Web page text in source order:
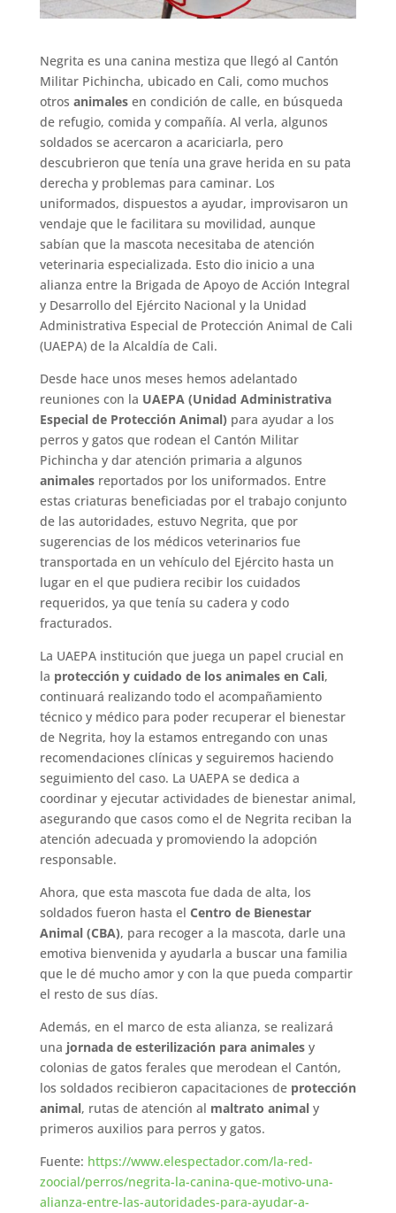
Negrita es una canina mestiza que llegó al Cantón
Militar Pichincha, ubicado en Cali, como muchos
otros animalesen condición de calle, en búsqueda
de refugio, comida y compañía. Al verla, algunos
soldados se acercaron a acariciarla, pero
descubrieron que tenía una grave herida en su pata
derecha y problemas para caminar. Los
uniformados, dispuestos a ayudar, improvisaron un
vendaje que le facilitara su movilidad, aunque
sabían que la mascota necesitaba de atención
veterinaria especializada. Esto dio inicio a una
alianza entre la Brigada de Apoyo de Acción Integral
y Desarrollo del Ejército Nacional y la Unidad
Administrativa Especial de Protección Animal de Cali
(UAEPA) de la Alcaldía de Cali.
Desde hace unos meses hemos adelantado
reuniones con la UAEPA (Unidad Administrativa
Especial de Protección Animal) para ayudar a los
perros y gatos que rodean el Cantón Militar
Pichincha y dar atención primaria a algunos
animalesreportados por los uniformados. Entre
estas criaturas beneficiadas por el trabajo conjunto
de las autoridades, estuvo Negrita, que por
sugerencias de los médicos veterinarios fue
transportada en un vehículo del Ejército hasta un
lugar en el que pudiera recibir los cuidados
requeridos, ya que tenía su cadera y codo
fracturados.
La UAEPA institución que juega un papel crucial en
la protección y cuidado de los animales en Cali,
continuará realizando todo el acompañamiento
técnico y médico para poder recuperar el bienestar
de Negrita, hoy la estamos entregando con unas
recomendaciones clínicas y seguiremos haciendo
seguimiento del caso. La UAEPA se dedica a
coordinar y ejecutar actividades de bienestar animal,
asegurando que casos como el de Negrita reciban la
atención adecuada y promoviendo la adopción
responsable.
Ahora, que esta mascota fue dada de alta, los
soldados fueron hasta el Centro de Bienestar
Animal (CBA), para recoger a la mascota, darle una
emotiva bienvenida y ayudarla a buscar una familia
que le dé mucho amor y con la que pueda compartir
el resto de sus días.
Además, en el marco de esta alianza, se realizará
una jornada de esterilización para animales y
colonias de gatos ferales que merodean el Cantón,
los soldados recibieron capacitaciones deprotección
animal, rutas de atención al maltrato animal y
primeros auxilios para perros y gatos.
Fuente: https://www.elespectador.com/la-red-
zoocial/perros/negrita-la-canina-que-motivo-una-
alianza-entre-las-autoridades-para-ayudar-a-